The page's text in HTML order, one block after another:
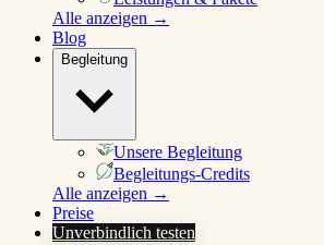
Alle anzeigen →
Blog
Begleitung
Unsere Begleitung
Begleitungs-Credits
Alle anzeigen →
Preise
Unverbindlich testen